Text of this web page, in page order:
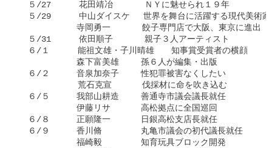
  ５/27    　花田靖冶   　　ＮＹに魅せられ１９年
  ５/29    　中山ダイスケ　 世界を舞台に活躍する現代美術家
     　　　　寺岡勇一   　　餃子専門店で大阪、東京に進出
  ５/31    　依田順子　   　親子３人アーティスト
  ６/１    　能祖文雄・子川晴雄　　知事賞受賞者の横顔
     　　　　森下富美雄　 　孫６人が編集・出版
  ６/２　  　音泉加奈子 　　性犯罪被害なくしたい
       　　　荒石克宣　　 　伐採材に命を吹き込む
  ６/５  　　我部山耕造　 　善通寺市議会議長就任
     　　　　伊藤リサ　　 　高松拠点に全国巡回
  ６/８　　  正願隆一　　 　日銀高松支店長就任
  ６/９  　　香川脩 　　　　丸亀市議会の初代議長就任
     　　　　福崎毅　　 　　知育玩具ブロック開発